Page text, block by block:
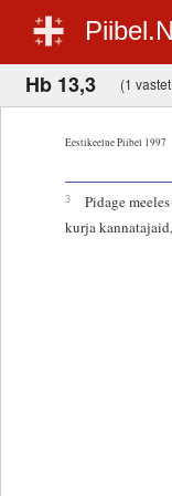
Hb 13,3 (1
Eestikeelne Piibel 1997
3
Pidage
kurja